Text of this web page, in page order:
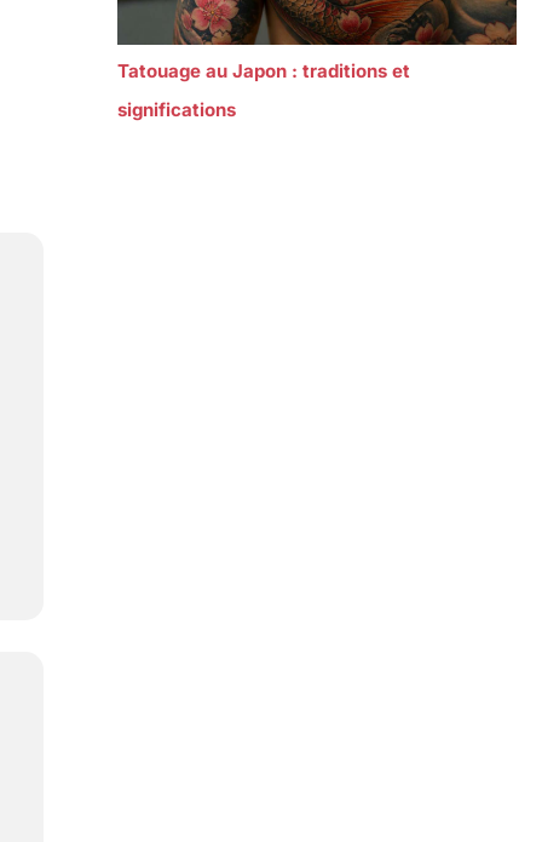
Tatouage au Japon : traditions et
significations